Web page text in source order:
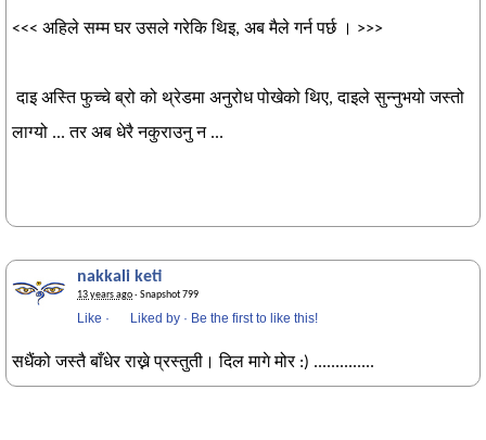
<<< अहिले सम्म घर उसले गरेकि थिइ, अब मैले गर्न पर्छ । >>>
दाइ अस्ति फुच्चे ब्रो को थ्रेडमा अनुरोध पोखेको थिए, दाइले सुन्नुभयो जस्तो
लाग्यो ... तर अब धेरै नकुराउनु न ...
nakkali keti
13 years ago· Snapshot 799
Like · Liked by · Be the first to like this!
सधैंको जस्तै बाँधेर राख्ने प्रस्तुती। दिल मागे मोर :) ..............